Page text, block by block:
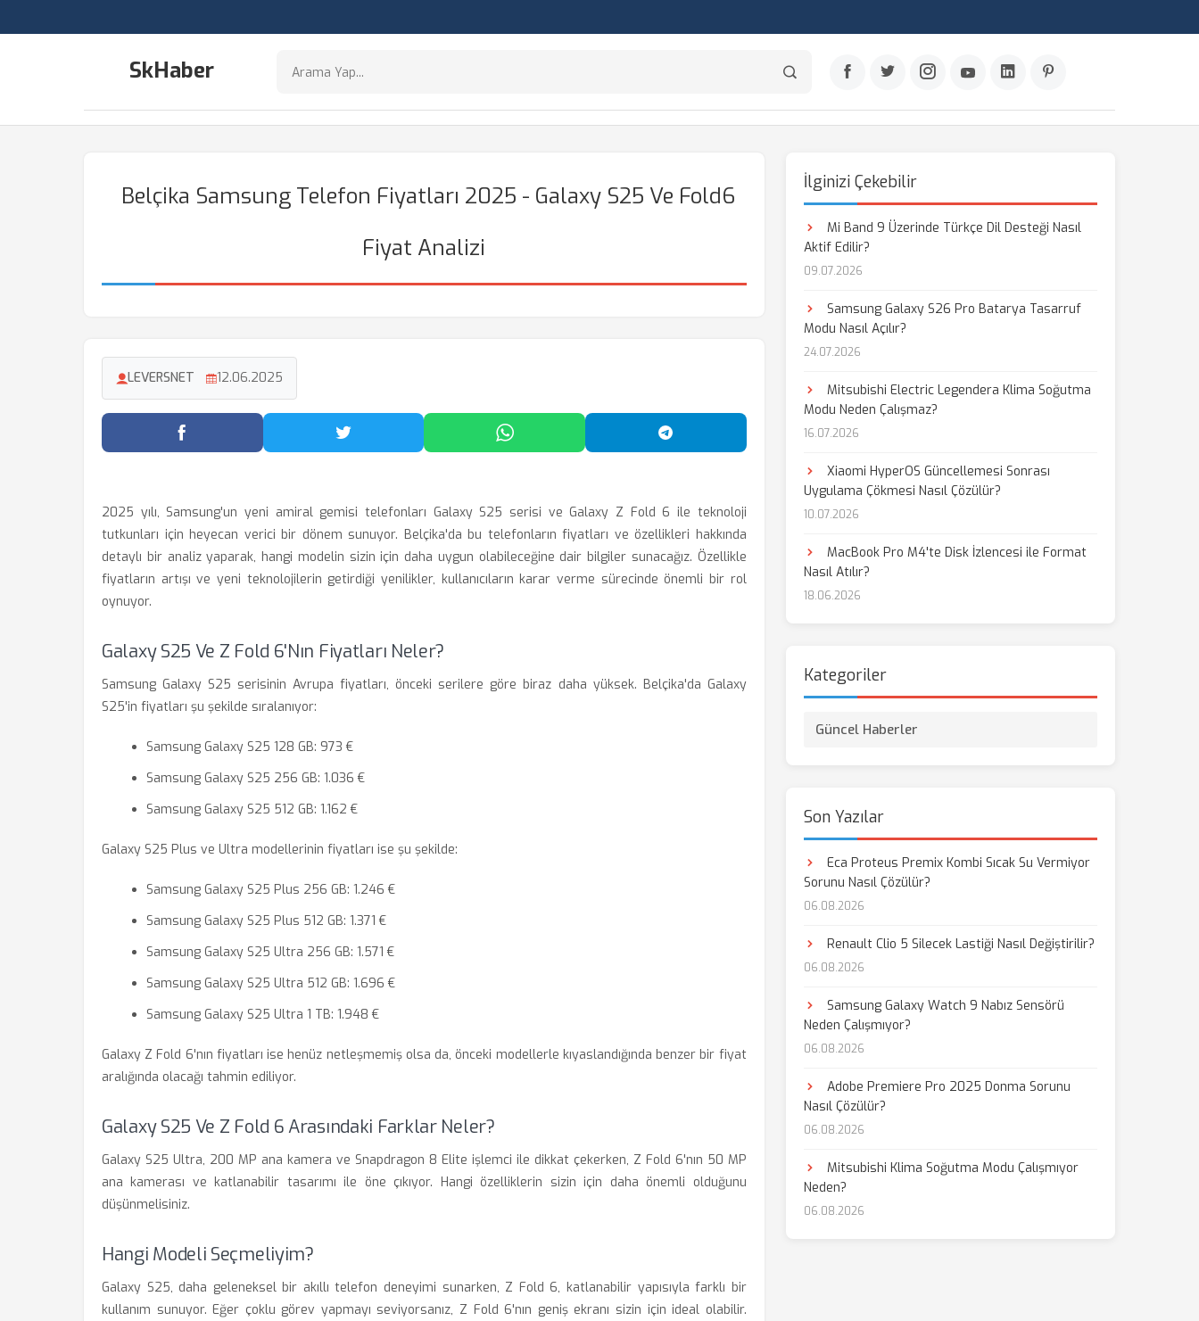
SkHaber
Belçika Samsung Telefon Fiyatları 2025 - Galaxy S25 Ve Fold6
Fiyat Analizi
LEVERSNET 12.06.2025
Facebook'ta Paylaş Twitter'da Paylaş WhatsApp'ta Paylaş Telegram'da Paylaş
2025 yılı, Samsung'un yeni amiral gemisi telefonları Galaxy S25 serisi ve Galaxy Z Fold 6 ile teknoloji
tutkunları için heyecan verici bir dönem sunuyor. Belçika'da bu telefonların fiyatları ve özellikleri hakkında
detaylı bir analiz yaparak, hangi modelin sizin için daha uygun olabileceğine dair bilgiler sunacağız. Özellikle
fiyatların artışı ve yeni teknolojilerin getirdiği yenilikler, kullanıcıların karar verme sürecinde önemli bir rol
oynuyor.
Galaxy S25 Ve Z Fold 6'nın Fiyatları Neler?
Samsung Galaxy S25 serisinin Avrupa fiyatları, önceki serilere göre biraz daha yüksek. Belçika'da Galaxy
S25'in fiyatları şu şekilde sıralanıyor:
Samsung Galaxy S25 128 GB: 973 €
Samsung Galaxy S25 256 GB: 1.036 €
Samsung Galaxy S25 512 GB: 1.162 €
Galaxy S25 Plus ve Ultra modellerinin fiyatları ise şu şekilde:
Samsung Galaxy S25 Plus 256 GB: 1.246 €
Samsung Galaxy S25 Plus 512 GB: 1.371 €
Samsung Galaxy S25 Ultra 256 GB: 1.571 €
Samsung Galaxy S25 Ultra 512 GB: 1.696 €
Samsung Galaxy S25 Ultra 1 TB: 1.948 €
Galaxy Z Fold 6'nın fiyatları ise henüz netleşmemiş olsa da, önceki modellerle kıyaslandığında benzer bir fiyat
aralığında olacağı tahmin ediliyor.
Galaxy S25 Ve Z Fold 6 Arasındaki Farklar Neler?
Galaxy S25 Ultra, 200 MP ana kamera ve Snapdragon 8 Elite işlemci ile dikkat çekerken, Z Fold 6'nın 50 MP
ana kamerası ve katlanabilir tasarımı ile öne çıkıyor. Hangi özelliklerin sizin için daha önemli olduğunu
düşünmelisiniz.
Hangi Modeli Seçmeliyim?
Galaxy S25, daha geleneksel bir akıllı telefon deneyimi sunarken, Z Fold 6, katlanabilir yapısıyla farklı bir
kullanım sunuyor. Eğer çoklu görev yapmayı seviyorsanız, Z Fold 6'nın geniş ekranı sizin için ideal olabilir.
İlginizi Çekebilir
Mi Band 9 Üzerinde Türkçe Dil Desteği Nasıl
Aktif Edilir?
09.07.2026
Samsung Galaxy S26 Pro Batarya Tasarruf
Modu Nasıl Açılır?
24.07.2026
Mitsubishi Electric Legendera Klima Soğutma
Modu Neden Çalışmaz?
16.07.2026
Xiaomi HyperOS Güncellemesi Sonrası
Uygulama Çökmesi Nasıl Çözülür?
10.07.2026
MacBook Pro M4'te Disk İzlencesi ile Format
Nasıl Atılır?
18.06.2026
Kategoriler
Güncel Haberler
Son Yazılar
Eca Proteus Premix Kombi Sıcak Su Vermiyor
Sorunu Nasıl Çözülür?
06.08.2026
Renault Clio 5 Silecek Lastiği Nasıl Değiştirilir?
06.08.2026
Samsung Galaxy Watch 9 Nabız Sensörü
Neden Çalışmıyor?
06.08.2026
Adobe Premiere Pro 2025 Donma Sorunu
Nasıl Çözülür?
06.08.2026
Mitsubishi Klima Soğutma Modu Çalışmıyor
Neden?
06.08.2026